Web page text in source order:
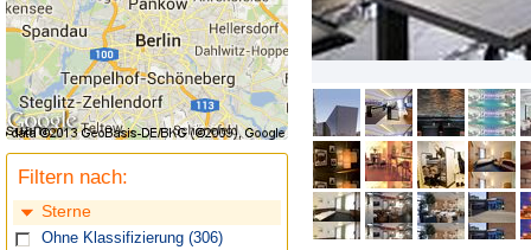
Filtern nach:
Sterne
Ohne Klassifizierung (306)